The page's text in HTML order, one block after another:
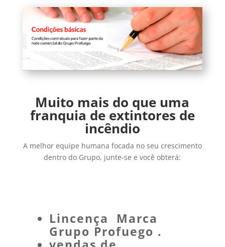
Muito mais do que uma
franquia de extintores de
incêndio
A melhor equipe humana focada no seu crescimento
dentro do Grupo, junte-se e você obterá:
Lincença Marca
Grupo Profuego .